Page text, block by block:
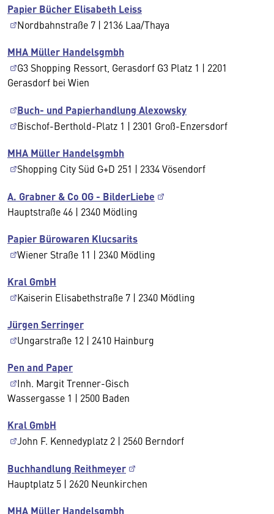
Papier Bücher Elisabeth Leiss
Nordbahnstraße 7 | 2136 Laa/Thaya
MHA Müller Handelsgmbh
G3 Shopping Ressort, Gerasdorf G3 Platz 1 | 2201
Gerasdorf bei Wien
Buch- und Papierhandlung Alexowsky
Bischof-Berthold-Platz 1 | 2301 Groß-Enzersdorf
MHA Müller Handelsgmbh
Shopping City Süd G+D 251 | 2334 Vösendorf
A. Grabner & Co OG - BilderLiebe
Hauptstraße 46 | 2340 Mödling
Papier Bürowaren Klucsarits
Wiener Straße 11 | 2340 Mödling
Kral GmbH
Kaiserin Elisabethstraße 7 | 2340 Mödling
Jürgen Serringer
Ungarstraße 12 | 2410 Hainburg
Pen and Paper
Inh. Margit Trenner-Gisch
Wassergasse 1 | 2500 Baden
Kral GmbH
John F. Kennedyplatz 2 | 2560 Berndorf
Buchhandlung Reithmeyer
Hauptplatz 5 | 2620 Neunkirchen
MHA Müller Handelsgmbh